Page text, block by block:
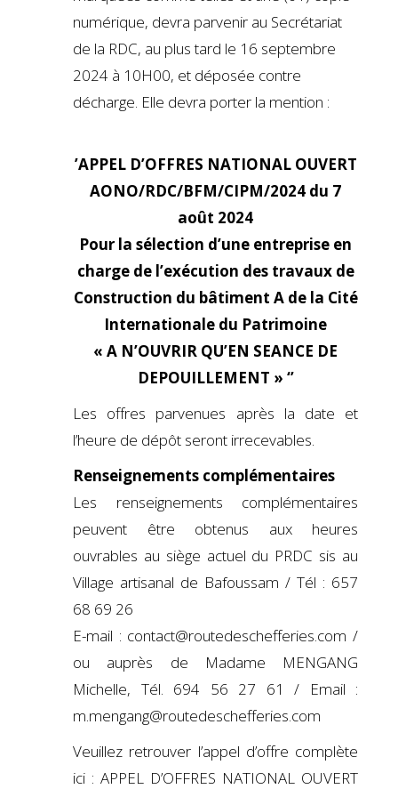
numérique, devra parvenir au Secrétariat
de la RDC, au plus tard le 16 septembre
2024 à 10H00, et déposée contre
décharge. Elle devra porter la mention :
’APPEL D’OFFRES NATIONAL OUVERT
AONO/RDC/BFM/CIPM/2024 du 7
août 2024
Pour la sélection d’une entreprise en
charge de l’exécution des travaux de
Construction du bâtiment A de la Cité
Internationale du Patrimoine
« A N’OUVRIR QU’EN SEANCE DE
DEPOUILLEMENT » ‘’
Les offres parvenues après la date et
l’heure de dépôt seront irrecevables.
Renseignements complémentaires
Les renseignements complémentaires
peuvent être obtenus aux heures
ouvrables au siège actuel du PRDC sis au
Village artisanal de Bafoussam / Tél : 657
68 69 26
E-mail : contact@routedeschefferies.com /
ou auprès de Madame MENGANG
Michelle, Tél. 694 56 27 61 / Email :
m.mengang@routedeschefferies.com
Veuillez retrouver l’appel d’offre complète
ici : APPEL D’OFFRES NATIONAL OUVERT